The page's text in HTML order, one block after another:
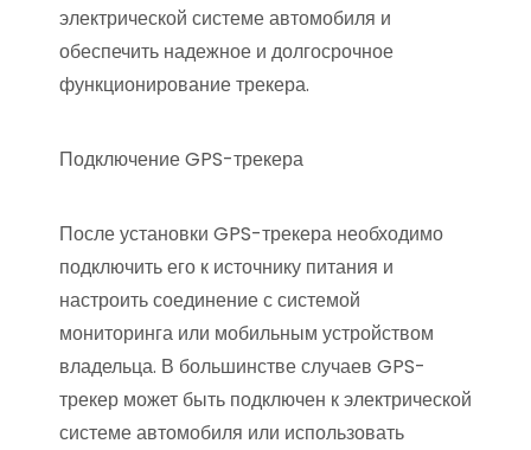
электрической системе автомобиля и
обеспечить надежное и долгосрочное
функционирование трекера.
Подключение GPS-трекера
После установки GPS-трекера необходимо
подключить его к источнику питания и
настроить соединение с системой
мониторинга или мобильным устройством
владельца. В большинстве случаев GPS-
трекер может быть подключен к электрической
системе автомобиля или использовать